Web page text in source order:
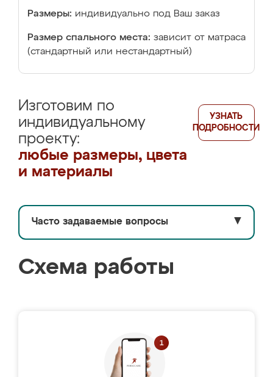
Размеры: индивидуально под Ваш заказ
Размер спального места: зависит от матраса
(стандартный или нестандартный)
Изготовим по
индивидуальному
проекту:
любые размеры, цвета
и материалы
УЗНАТЬ
ПОДРОБНОСТИ
Часто задаваемые вопросы ▼
Схема работы